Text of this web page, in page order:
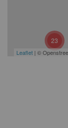
23
Leaflet | ©